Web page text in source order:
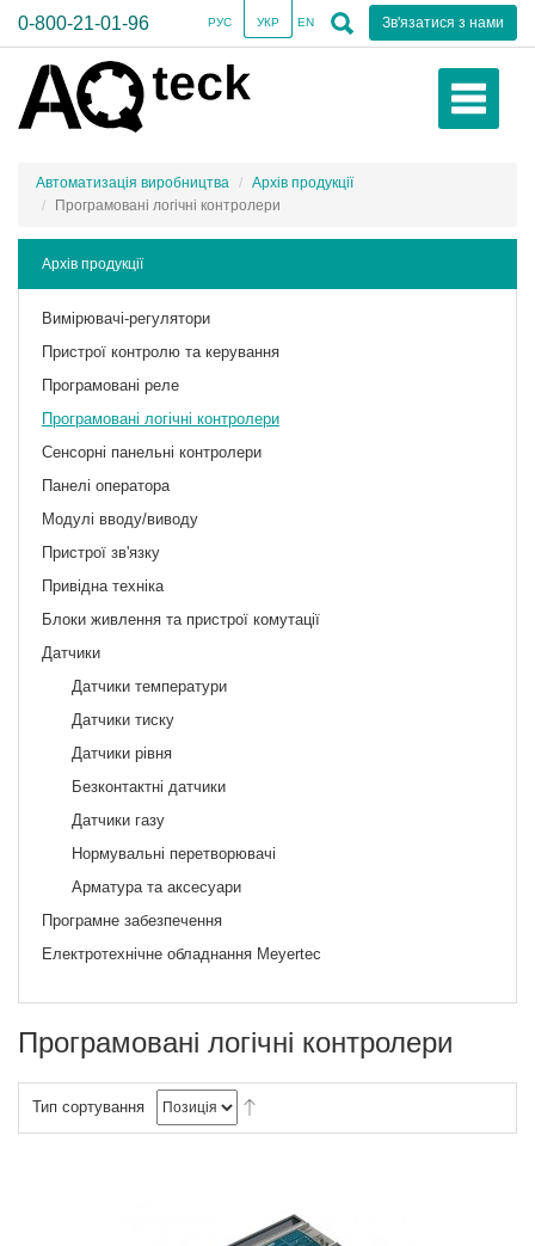
0-800-21-01-96 Зв'язатися з нами
РУС УКР EN
Автоматизація виробництва
Архів продукції
Програмовані логічні контролери
Архів продукції
Вимірювачі-регулятори
Пристрої контролю та керування
Програмовані реле
Програмовані логічні контролери
Сенсорні панельні контролери
Панелі оператора
Модулі вводу/виводу
Пристрої зв'язку
Привідна техніка
Блоки живлення та пристрої комутації
Датчики
Датчики температури
Датчики тиску
Датчики рівня
Безконтактні датчики
Датчики газу
Нормувальні перетворювачі
Арматура та аксесуари
Програмне забезпечення
Електротехнічне обладнання Meyertec
Програмовані логічні контролери
Тип сортування